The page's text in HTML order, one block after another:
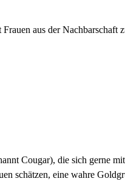
aus der Nachbarschaft
Cougar), die sich gerne
schätzen, eine wahre